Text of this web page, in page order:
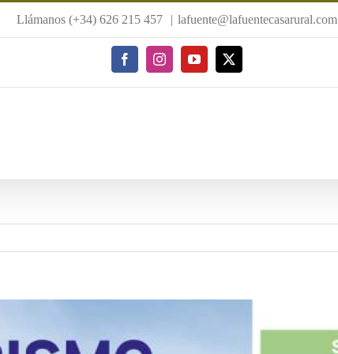
Llámanos (+34) 626 215 457 | lafuente@lafuentecasarural.com
FacebookInstagramYouTube
X